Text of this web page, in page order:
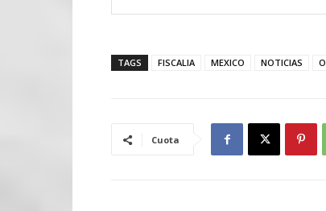
TAGS FISCALIA MEXICO NOTICIAS
Cuota